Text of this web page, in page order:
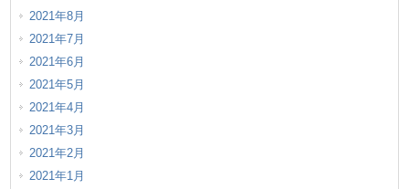
2021年8月
2021年7月
2021年6月
2021年5月
2021年4月
2021年3月
2021年2月
2021年1月